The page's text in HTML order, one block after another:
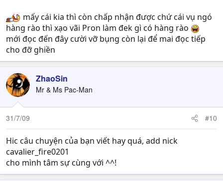
hàng cây,ngó hàng rào etc...
To be continue...​
mấy cái kia thì còn chấp nhận được chứ cái vụ ngó
hàng rào thì xạo vãi Pron làm đek gì có hàng rào
mới đọc đến đây cười vỡ bụng còn lại để mai đọc tiếp
cho đỡ ghiền
ZhaoSin
Mr & Ms Pac-Man
31/7/09 #10
Hic câu chuyện của bạn viết hay quá, add nick
cavalier_fire0201
cho mình tâm sự cùng với ^^!